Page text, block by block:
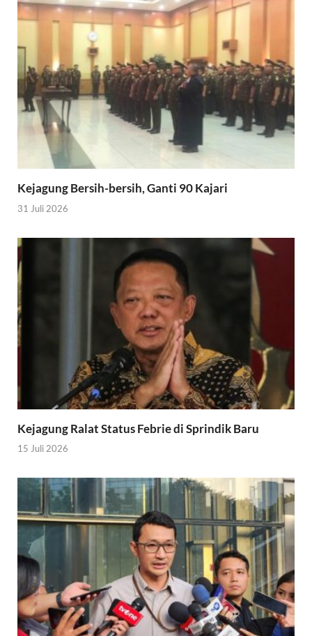
Kejagung Bersih-bersih, Ganti 90 Kajari
31 Juli 2026
Kejagung Ralat Status Febrie di Sprindik Baru
15 Juli 2026